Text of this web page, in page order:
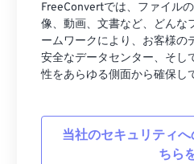
FreeConvertでは、ファイル
像、動画、文書など、どんな
ームワークにより、お客様の
安全なデータセンター、そし
性をあらゆる側面から確保し
当社のセキュリティ
ちら